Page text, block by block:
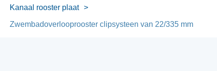
Kanaal rooster plaat >
Zwembadoverlooprooster clipsysteen van 22/335 mm